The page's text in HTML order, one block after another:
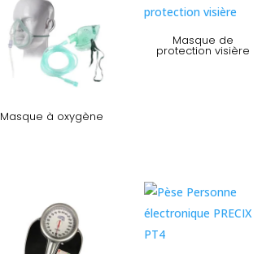
Masque à oxygène
Masque de
protection visière